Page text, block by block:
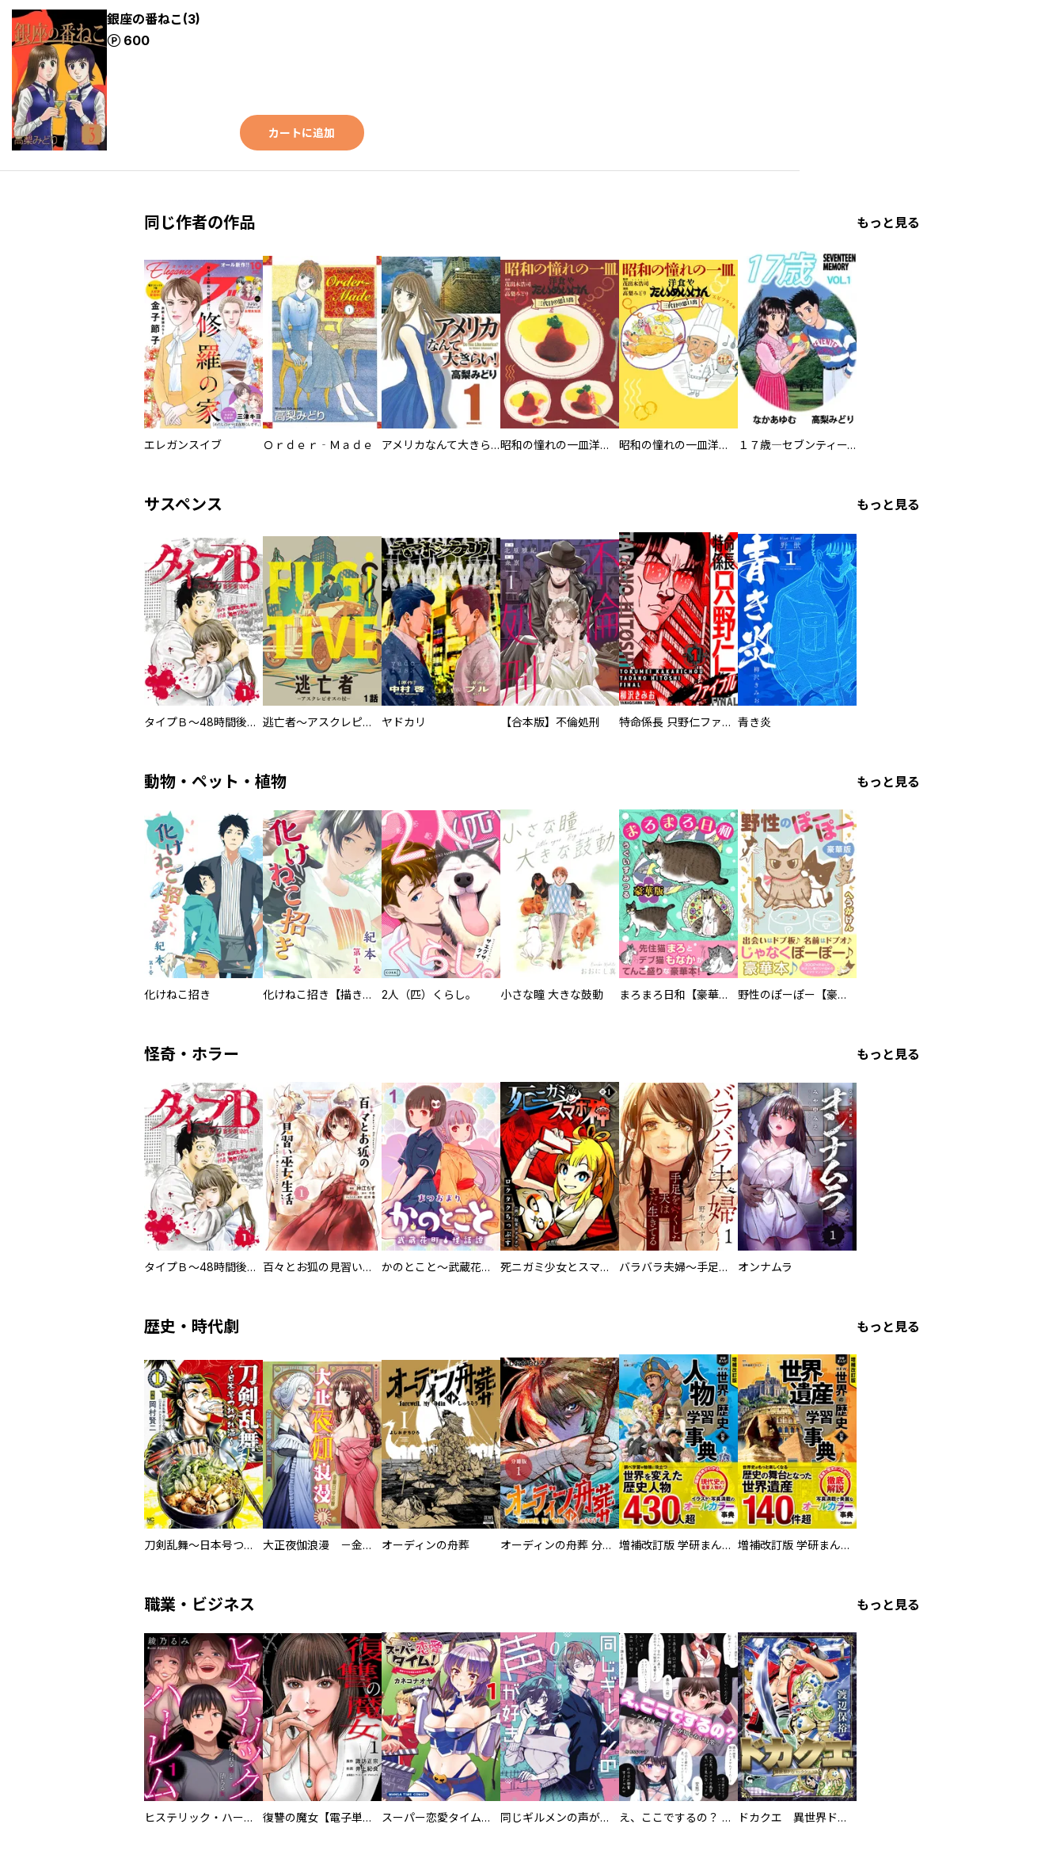
銀座の番ねこ(3)
600
ポイント
カートに追加
同じ作者の作品 もっと見る
エレガンスイブ Ｏｒｄｅｒ‐Ｍａｄｅ アメリカなんて大きらい！ 昭和の憧れの一皿洋食やたいめいけん三代目の思い出 オムライス他 昭和の憧れの一皿洋食やたいめいけん三代目の思い出 エビフライ他 １７歳―セブンティーン メモリー―
サスペンス もっと見る
タイプＢ～48時間後、致死率100％～【単話】 逃亡者～アスクレピオスの杖～ ヤドカリ 【合本版】不倫処刑 特命係長 只野仁ファイナル 愛蔵版 青き炎
動物・ペット・植物 もっと見る
化けねこ招き 化けねこ招き【描きおろし付合冊版】 2人（匹）くらし。 小さな瞳 大きな鼓動 まろまろ日和【豪華版】 野性のぽーぽー【豪華版】
怪奇・ホラー もっと見る
タイプＢ～48時間後、致死率100％～【単話】 百々とお狐の見習い巫女生活【単行本版】 かのとこと～武蔵花町怪話譚～ 【連載版】 死ニガミ少女とスマホ神 バラバラ夫婦～手足をなくした夫はまだ生きてる オンナムラ
歴史・時代劇 もっと見る
刀剣乱舞～日本号つれづれ酒～ 大正夜伽浪漫 －金曜日の花嫁— オーディンの舟葬 オーディンの舟葬 分冊版 増補改訂版 学研まんが NEW世界の歴史 別巻 人物学習事典 増補改訂版 学研まんが NEW世界の歴史 別巻 世界遺産学習事典
職業・ビジネス もっと見る
ヒステリック・ハーレム～搾られる男と堕ちる女～【電子単行本版】 復讐の魔女【電子単行本版】 スーパー恋愛タイム！～現場でドＳな彼女は自宅でデレる～ 同じギルメンの声が好き え、ここでするの？ アイドルのファンが知らない日常 ドカクエ 異世界ドカコッククエスト